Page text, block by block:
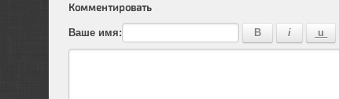
Комментировать
Ваше имя: